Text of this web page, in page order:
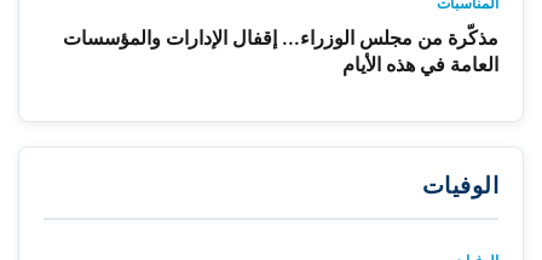
مذكّرة من مجلس الوزراء... إقفال الإدارات والمؤسسات
العامة في هذه الأيام
الوفيات